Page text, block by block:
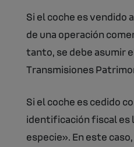
Si el coche es vendido
de una operación
tanto, se debe asumir
Transmisiones
Si el coche es cedido
identificación fiscal es
especie». En este